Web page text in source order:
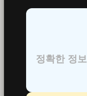
정확한 정보